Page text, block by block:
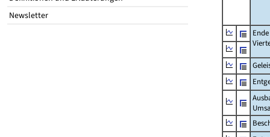
Newsletter